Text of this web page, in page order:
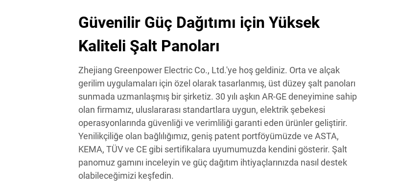
Güvenilir Güç Dağıtımı için Yüksek
Kaliteli Şalt Panoları
Zhejiang Greenpower Electric Co., Ltd.'ye hoş geldiniz. Orta ve alçak
gerilim uygulamaları için özel olarak tasarlanmış, üst düzey şalt panoları
sunmada uzmanlaşmış bir şirketiz. 30 yılı aşkın AR-GE deneyimine sahip
olan firmamız, uluslararası standartlara uygun, elektrik şebekesi
operasyonlarında güvenliği ve verimliliği garanti eden ürünler geliştirir.
Yenilikçiliğe olan bağlılığımız, geniş patent portföyümüzde ve ASTA,
KEMA, TÜV ve CE gibi sertifikalara uyumumuzda kendini gösterir. Şalt
panomuz gamını inceleyin ve güç dağıtım ihtiyaçlarınızda nasıl destek
olabileceğimizi keşfedin.